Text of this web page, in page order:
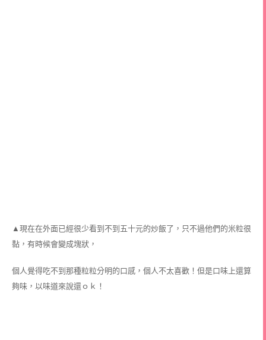
▲現在在外面已經很少看到不到五十元的炒飯了，只不過他們的米粒很
黏，有時候會變成塊狀，
個人覺得吃不到那種粒粒分明的口感，個人不太喜歡！但是口味上還算
夠味，以味道來說還ｏｋ！